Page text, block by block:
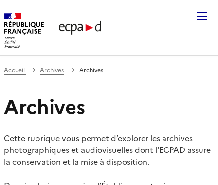
de communication et de production
Accueil Archives Archives
Archives
Cette rubrique vous permet d’explorer les archives
photographiques et audiovisuelles dont l'ECPAD assure
la conservation et la mise à disposition.